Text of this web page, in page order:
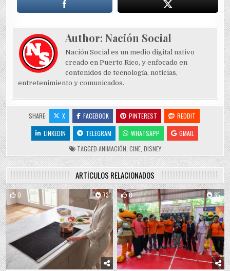
Author:Nación Social
Nación Social es un medio digital nativo
creado en Puerto Rico, y enfocado en
contenidos de tecnología, noticias,
entretenimiento y comunicados.
SHARE: X FACEBOOK PINTEREST
REDDIT
LINKEDIN
TELEGRAM WHATSAPP
GMAIL
TAGGED ANIMACIÓN CINE, DISNEY
ARTÍCULOS RELACIONADOS
0 73 0 85